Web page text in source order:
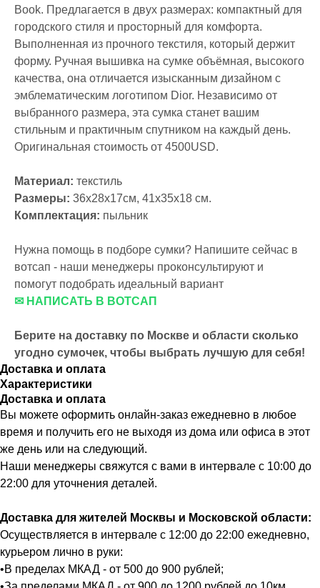
Book. Предлагается в двух размерах: компактный для
городского стиля и просторный для комфорта.
Выполненная из прочного текстиля, который держит
форму. Ручная вышивка на сумке объёмная, высокого
качества, она отличается изысканным дизайном с
эмблематическим логотипом Dior. Независимо от
выбранного размера, эта сумка станет вашим
стильным и практичным спутником на каждый день.
Оригинальная стоимость от 4500USD.
Материал: текстиль
Размеры: 36x28x17см, 41x35x18 см.
Комплектация: пыльник
Нужна помощь в подборе сумки? Напишите сейчас в
вотсап - наши менеджеры проконсультируют и
помогут подобрать идеальный вариант
✉ НАПИСАТЬ В ВОТСАП
Берите на доставку по Москве и области сколько
угодно сумочек, чтобы выбрать лучшую для себя!
Доставка и оплата
Характеристики
Доставка и оплата
Вы можете оформить онлайн-заказ ежедневно в любое
время и получить его не выходя из дома или офиса в этот
же день или на следующий.
Наши менеджеры свяжутся с вами в интервале с 10:00 до
22:00 для уточнения деталей.
Доставка для жителей Москвы и Московской области:
Осуществляется в интервале с 12:00 до 22:00 ежедневно,
курьером лично в руки:
•В пределах МКАД - от 500 до 900 рублей;